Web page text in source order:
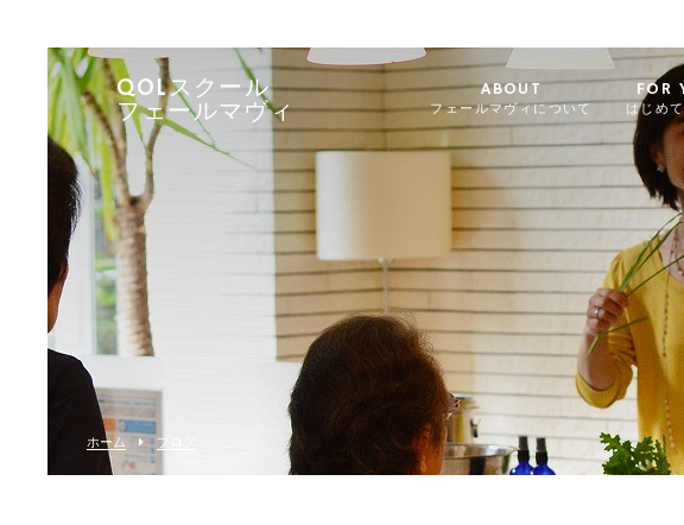
QOLスクール
フェールマヴィ
ABOUT
フェールマヴィについて
FOR
はじめ
ホーム ブログ